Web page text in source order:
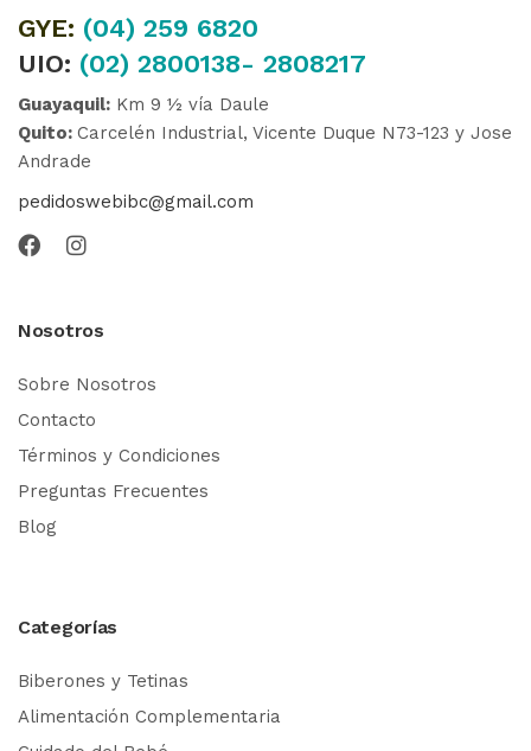
GYE: (04) 259 6820
UIO: (02) 2800138- 2808217
Guayaquil: Km 9 ½ vía Daule
Quito: Carcelén Industrial, Vicente Duque N73-123 y Jose
Andrade
pedidoswebibc@gmail.com
Nosotros
Sobre Nosotros
Contacto
Términos y Condiciones
Preguntas Frecuentes
Blog
Categorías
Biberones y Tetinas
Alimentación Complementaria